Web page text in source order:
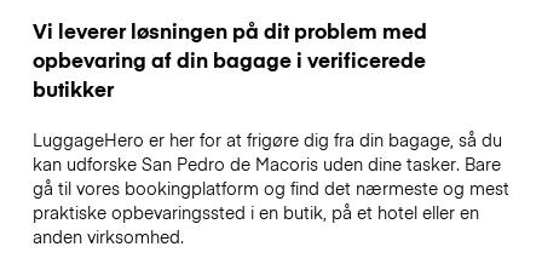
Vi leverer løsningen på dit problem med
opbevaring af din bagage i verificerede
butikker
LuggageHero er her for at frigøre dig fra din bagage, så du
kan udforske San Pedro de Macoris uden dine tasker. Bare
gå til vores bookingplatform og find det nærmeste og mest
praktiske opbevaringssted i en butik, på et hotel eller en
anden virksomhed.